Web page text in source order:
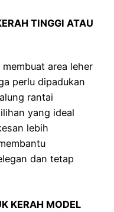
TINGGI ATAU
area leher
perlu dipadukan
rantai
yang ideal
lebih
dan tetap
KERAH MODEL